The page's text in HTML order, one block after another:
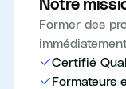
Notre
Former des
Certifié
Formateurs